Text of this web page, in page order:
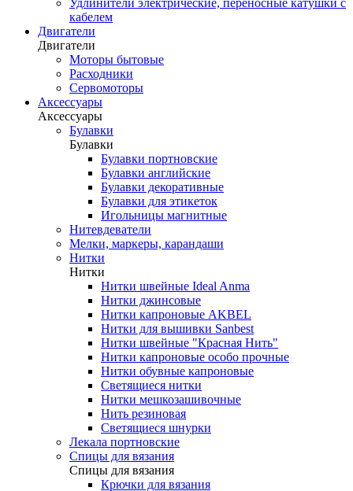
Удлинители электрические, переносные катушки с
кабелем
Двигатели
Двигатели
Моторы бытовые
Расходники
Сервомоторы
Аксессуары
Аксессуары
Булавки
Булавки
Булавки портновские
Булавки английские
Булавки декоративные
Булавки для этикеток
Игольницы магнитные
Нитевдеватели
Мелки, маркеры, карандаши
Нитки
Нитки
Нитки швейные Ideal Anma
Нитки джинсовые
Нитки капроновые AKBEL
Нитки для вышивки Sanbest
Нитки швейные "Красная Нить"
Нитки капроновые особо прочные
Нитки обувные капроновые
Светящиеся нитки
Нитки мешкозашивочные
Нить резиновая
Светящиеся шнурки
Лекала портновские
Спицы для вязания
Спицы для вязания
Крючки для вязания